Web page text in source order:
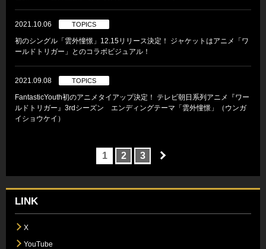
2021.10.06 TOPICS
初のシングル「雲外憧憬」12.15リリース決定！ ジャケットはアニメ「ワ
ールドトリガー」とのコラボビジュアル！
2021.09.08 TOPICS
FantasticYouth初のアニメタイアップ決定！ テレビ朝日系列アニメ『ワー
ルドトリガー』3rdシーズン エンディングテーマ「雲外憧憬」（ウンガ
イショウケイ）
1 2 3
LINK
X
YouTube